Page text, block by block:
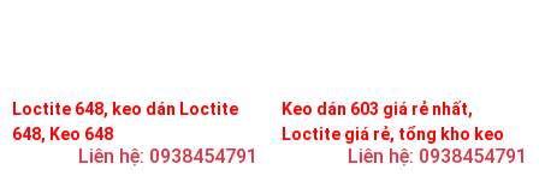
Loctite 648, keo dán Loctite
648, Keo 648
Liên hệ: 0938454791
Keo dán 603 giá rẻ nhất,
Loctite giá rẻ, tổng kho keo
Liên hệ: 0938454791